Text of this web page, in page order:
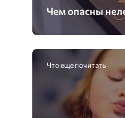
Чем опасны
Что еще почитать